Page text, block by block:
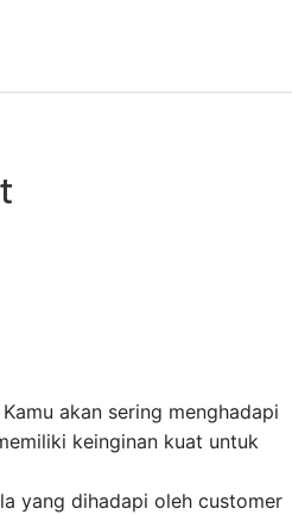
Kamu akan sering menghadapi
keinginan kuat untuk
yang dihadapi oleh customer